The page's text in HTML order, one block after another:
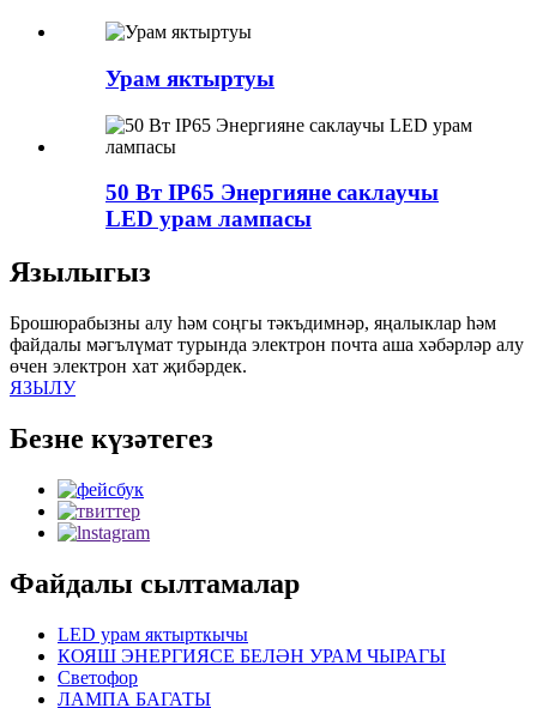
Урам яктыртуы
50 Вт IP65 Энергияне саклаучы
LED урам лампасы
Язылыгыз
Брошюрабызны алу һәм соңгы тәкъдимнәр, яңалыклар һәм
файдалы мәгълүмат турында электрон почта аша хәбәрләр алу
өчен электрон хат җибәрдек.
ЯЗЫЛУ
Безне күзәтегез
Файдалы сылтамалар
LED урам яктырткычы
КОЯШ ЭНЕРГИЯСЕ БЕЛӘН УРАМ ЧЫРАГЫ
Светофор
ЛАМПА БАГАТЫ